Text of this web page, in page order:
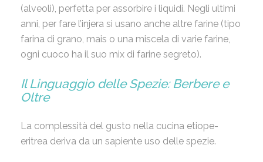
(alveoli), perfetta per assorbire i liquidi. Negli ultimi
anni, per fare l’injera si usano anche altre farine (tipo
farina di grano, mais o una miscela di varie farine,
ogni cuoco ha il suo mix di farine segreto).
Il Linguaggio delle Spezie: Berbere e
Oltre
La complessità del gusto nella cucina etiope-
eritrea deriva da un sapiente uso delle spezie.